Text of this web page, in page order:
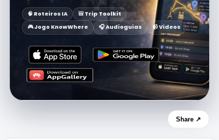
🧠 Roteiros IA
🎒 Trip Toolkit
🎮 Jogo KnowWhere
🎧 Audioguias 📹 Vídeos
Share ↗